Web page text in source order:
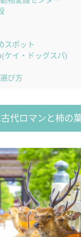
スポット
ケイ・ドッグスパ)
び方
代ロマンと柿の